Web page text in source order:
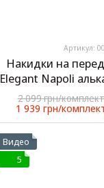
Артикул:
Накидки на
Elegant Napoli
2 099 грн/комплект
1 939 грн/
Видео
5